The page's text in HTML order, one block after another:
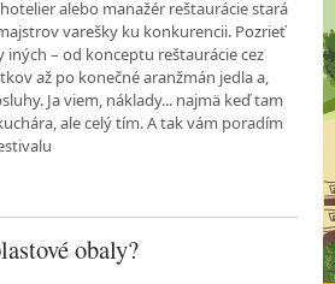
alebo manažér reštaurácie stará
varešky ku konkurencii. Pozrieť
iných – od konceptu reštaurácie cez
až po konečné aranžmán jedla a,
Ja viem, náklady... najmä keď tam
ale celý tím. A tak vám poradím
obaly?